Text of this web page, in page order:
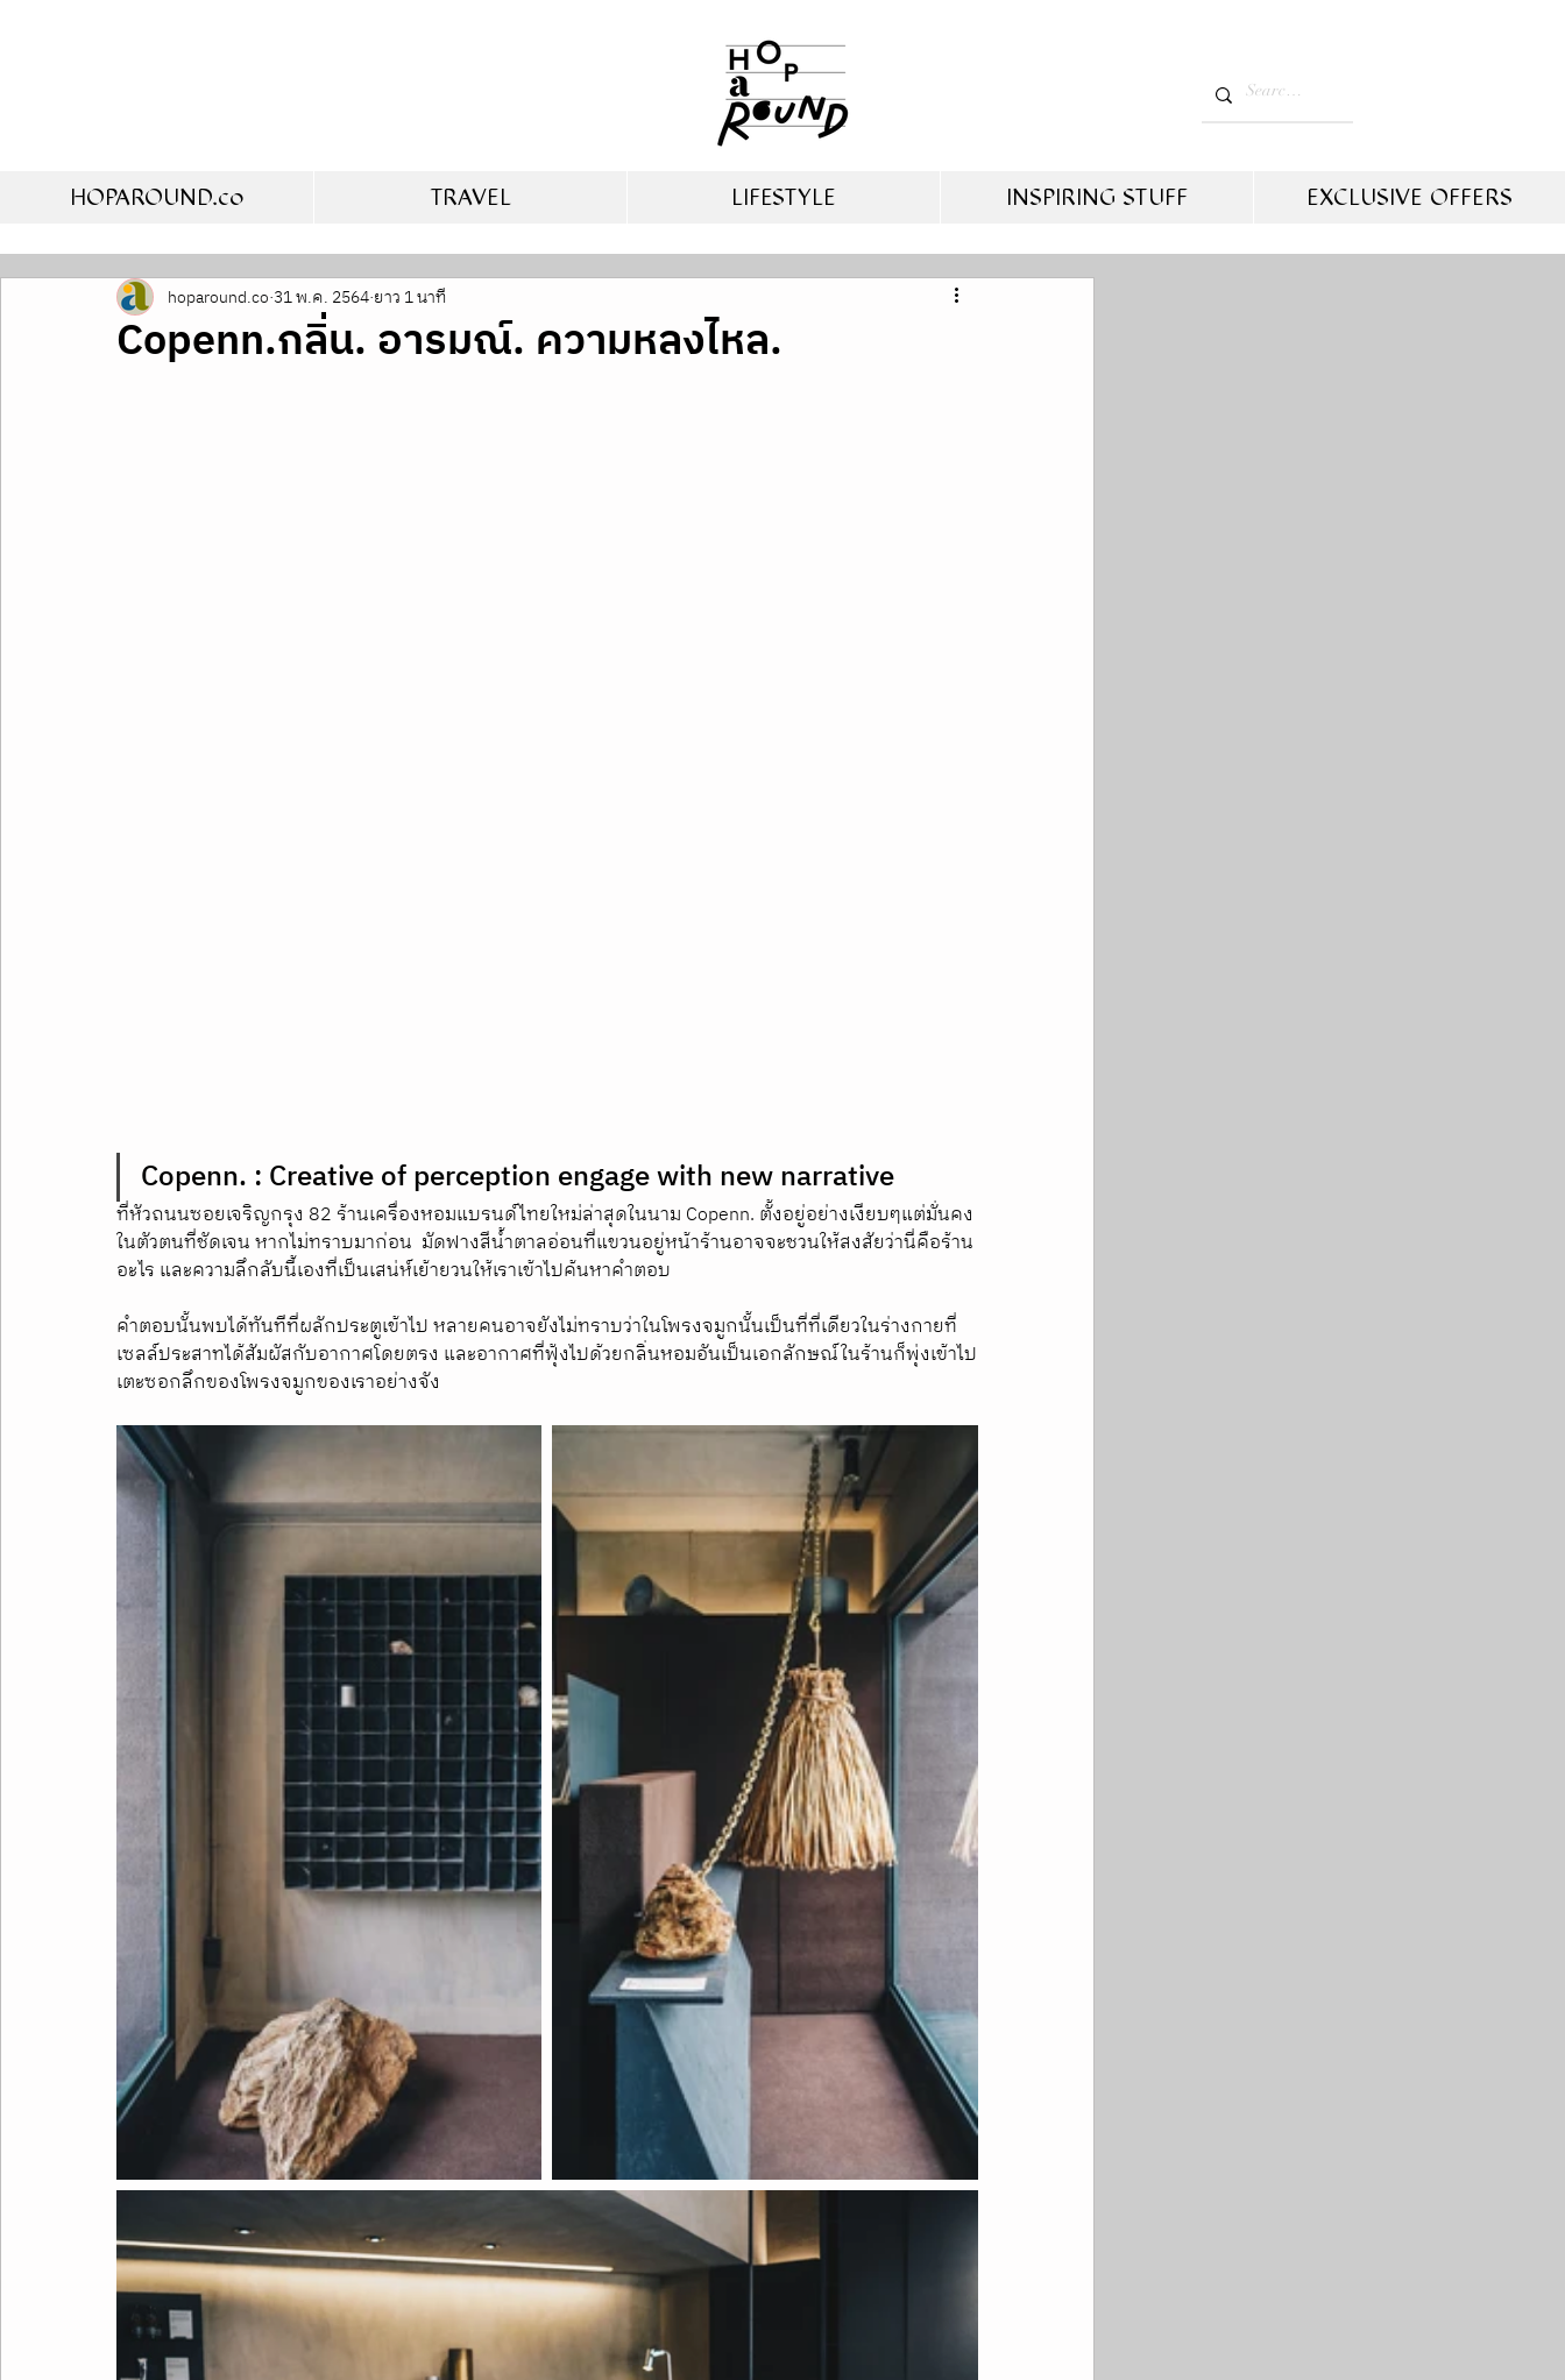
HOPAROUND.co TRAVEL LIFESTYLE INSPIRING STUFF EXCLUSIVE OFFERS
Copenn.กลิ่น. อารมณ์. ความหลงไหล.
hoparound.co 31 พ.ค. 2564 ยาว 1 นาที
Copenn. : Creative of perception engage with new narrative
ที่หัวถนนซอยเจริญกรุง 82 ร้านเครื่องหอมแบรนด์ไทยใหม่ล่าสุดในนาม Copenn. ตั้งอยู่อย่างเงียบๆแต่มั่นคง
ในตัวตนที่ชัดเจน หากไม่ทราบมาก่อน  มัดฟางสีน้ำตาลอ่อนที่แขวนอยู่หน้าร้านอาจจะชวนให้สงสัยว่านี่คือร้าน
อะไร และความลึกลับนี้เองที่เป็นเสน่ห์เย้ายวนให้เราเข้าไปค้นหาคำตอบ
คำตอบนั้นพบได้ทันทีที่ผลักประตูเข้าไป หลายคนอาจยังไม่ทราบว่าในโพรงจมูกนั้นเป็นที่ที่เดียวในร่างกายที่
เซลล์ประสาทได้สัมผัสกับอากาศโดยตรง และอากาศที่ฟุ้งไปด้วยกลิ่นหอมอันเป็นเอกลักษณ์ในร้านก็พุ่งเข้าไป
เตะซอกลึกของโพรงจมูกของเราอย่างจัง